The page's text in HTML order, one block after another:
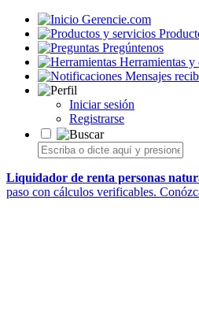
Gerencie.com
Pregúntenos
Herramientas y
Mensajes
Iniciar sesión
Registrarse
Liquidador de renta personas
paso con cálculos verificables.